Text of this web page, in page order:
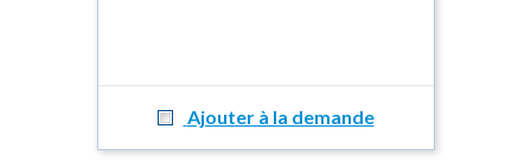
Ajouter à la demande